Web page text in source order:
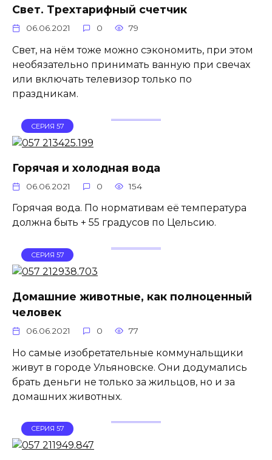
Свет. Трехтарифный счетчик
06.06.2021 0 79
Свет, на нём тоже можно сэкономить, при этом
необязательно принимать ванную при свечах
или включать телевизор только по
праздникам.
СЕРИЯ 57
Горячая и холодная вода
06.06.2021 0 154
Горячая вода. По нормативам её температура
должна быть + 55 градусов по Цельсию.
СЕРИЯ 57
Домашние животные, как полноценный
человек
06.06.2021 0 77
Но самые изобретательные коммунальщики
живут в городе Ульяновске. Они додумались
брать деньги не только за жильцов, но и за
домашних животных.
СЕРИЯ 57